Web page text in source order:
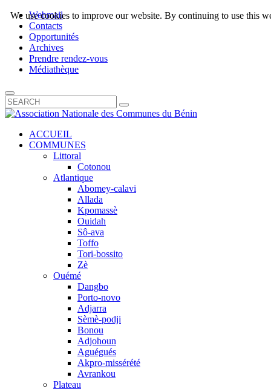
Webmail
Contacts
Opportunités
Archives
Prendre rendez-vous
Médiathèque
ACCUEIL
COMMUNES
Littoral
Cotonou
Atlantique
Abomey-calavi
Allada
Kpomassè
Ouidah
Sô-ava
Toffo
Tori-bossito
Zè
Ouémé
Dangbo
Porto-novo
Adjarra
Sèmè-podji
Bonou
Adjohoun
Aguégués
Akpro-missérété
Avrankou
Plateau
We use cookies to improve our website. By continuing to use this